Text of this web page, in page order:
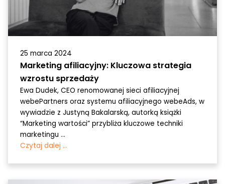
25 marca 2024
Marketing afiliacyjny: Kluczowa strategia
wzrostu sprzedaży
Ewa Dudek, CEO renomowanej sieci afiliacyjnej
webePartners oraz systemu afiliacyjnego webeAds, w
wywiadzie z Justyną Bakalarską, autorką książki
“Marketing wartości” przybliża kluczowe techniki
marketingu ...
Czytaj dalej ...